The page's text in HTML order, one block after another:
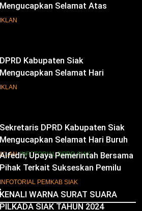
Mengucapkan Selamat Atas
Pengambilan Sumpah Jabatan
IKLAN
DPRD Kabupaten Siak
Mengucapkan Selamat Hari
Pendidikan Nasional
IKLAN
Sekretaris DPRD Kabupaten Siak
Mengucapkan Selamat Hari Buruh
IKLAN INFOTORIAL DPRD SIAK
KENALI WARNA SURAT SUARA
PILKADA SIAK TAHUN 2024
Alfedri; Upaya Pemerintah Bersama
Pihak Terkait Sukseskan Pemilu
2024
INFOTORIAL PEMKAB SIAK